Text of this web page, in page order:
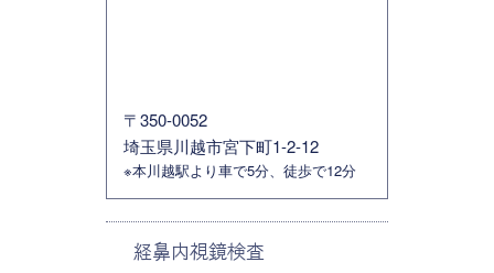
〒350-0052
埼玉県川越市宮下町1-2-12
※本川越駅より車で5分、徒歩で12分
経鼻内視鏡検査